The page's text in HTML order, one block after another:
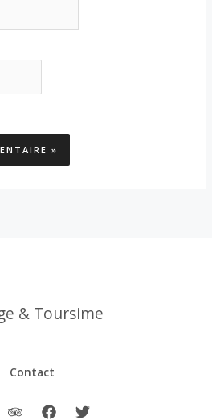
& Toursime
Contact